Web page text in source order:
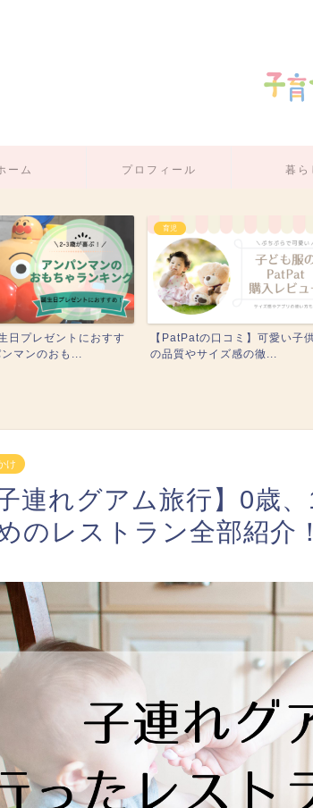
ーム プロフィール 暮ら
日プレゼントにおすす
マンのおも...
育児
【PatPatの口コミ】可愛い子
の品質やサイズ感の徹...
け
子連れグアム旅行】0歳
のレストラン全部紹介！